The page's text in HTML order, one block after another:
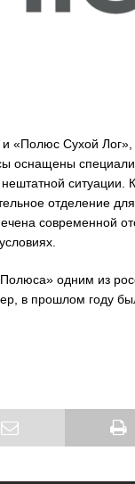
Сухой Лог»,
оснащены
отделение
современной
одним из
в прошлом году